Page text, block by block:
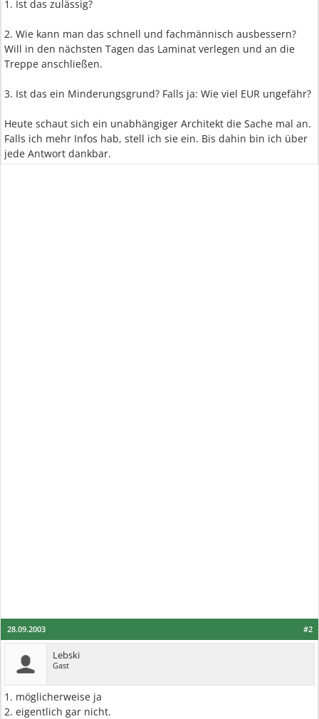
1. Ist das zulässig?
2. Wie kann man das schnell und fachmännisch ausbessern?
Will in den nächsten Tagen das Laminat verlegen und an die
Treppe anschließen.
3. Ist das ein Minderungsgrund? Falls ja: Wie viel EUR ungefähr?
Heute schaut sich ein unabhängiger Architekt die Sache mal an.
Falls ich mehr Infos hab, stell ich sie ein. Bis dahin bin ich über
jede Antwort dankbar.
#2
28.09.2003
Lebski
Gast
1. möglicherweise ja
2. eigentlich gar nicht.